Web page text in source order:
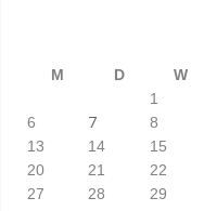
M
D W
1
6
7 8
13
14 15
20
21 22
27
28 29